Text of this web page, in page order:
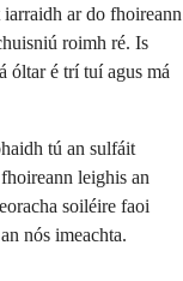
ar do fhoireann
roimh ré. Is
óltar é trí tuí agus má
tú an sulfáit
leighis an
soiléire faoi
nós imeachta.